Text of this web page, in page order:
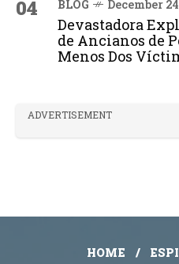
04 BLOG December
Devastadora
de Ancianos de
Menos Dos
ADVERTISEMENT
HOME